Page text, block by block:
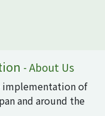
- About Us
of
and around the